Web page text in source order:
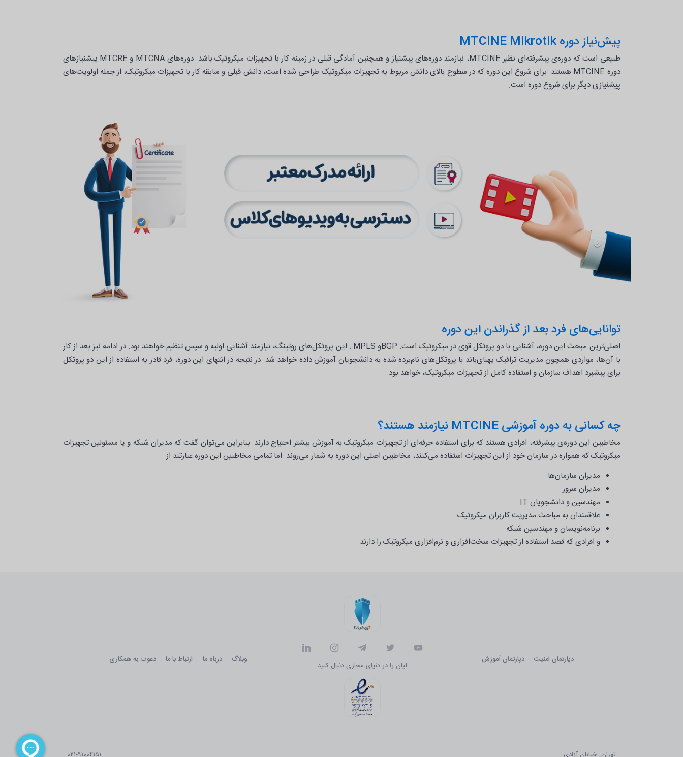
پیش‌نیاز دوره MTCINE Mikrotik
طبیعی است که دوره‌ی پیشرفته‌ای نظیر MTCINE، نیازمند دوره‌های پیشنیاز و همچنین آمادگی قبلی در زمینه کار با تجهیزات میکروتیک باشد. دوره‌های MTCNA و MTCRE پیشنیازهای
دوره MTCINE هستند. برای شروع این دوره که در سطوح بالای دانش مربوط به تجهیزات میکروتیک طراحی شده است، دانش قبلی و سابقه کار با تجهیزات میکروتیک، از جمله اولویت‌های
پیشنیازی دیگر برای شروع دوره است.
توانایی‌های فرد بعد از گذراندن این دوره
اصلی‌ترین مبحث این دوره، آشنایی با دو پروتکل قوی در میکروتیک است. BGPو MPLS . این پروتکل‌های روتینگ، نیازمند آشنایی اولیه و سپس تنظیم خواهند بود. در ادامه نیز بعد از کار
با آن‌ها، مواردی همچون مدیریت ترافیک پهنای‌باند با پروتکل‌های نام‌برده شده به دانشجویان آموزش داده خواهد شد. در نتیجه در انتهای این دوره، فرد قادر به استفاده از این دو پروتکل
برای پیشبرد اهداف سازمان و استفاده کامل از تجهیزات میکروتیک، خواهد بود.
چه کسانی به دوره آموزشی MTCINE نیازمند هستند؟
مخاطبین این دوره‌ی پیشرفته، افرادی هستند که برای استفاده حرفه‌ای از تجهیزات میکروتیک به آموزش بیشتر احتیاج دارند. بنابراین می‌توان گفت که مدیران شبکه و یا مسئولین تجهیزات
میکروتیک که همواره در سازمان خود از این تجهیزات استفاده می‌کنند، مخاطبین اصلی این دوره به شمار می‌روند. اما تمامی مخاطبین این دوره عبارتند از:
مدیران سازمان‌ها
مدیران سرور
مهندسین و دانشجویان IT
علاقمندان به مباحث مدیریت کاربران میکروتیک
برنامه‌نویسان و مهندسین شبکه
و افرادی که قصد استفاده از تجهیزات سخت‌افزاری و نرم‌افزاری میکروتیک را دارند
دپارتمان امنیت دپارتمان آموزش
لیان را در دنیای مجازی دنبال کنید
وبلاگ درباه ما ارتباط با ما دعوت به همکاری